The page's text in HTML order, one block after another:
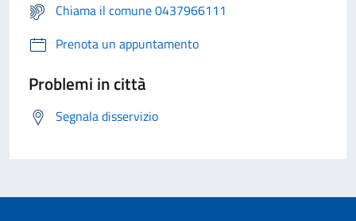
Chiama il comune 0437966111
Prenota un appuntamento
Problemi in città
Segnala disservizio